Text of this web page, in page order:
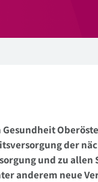
der
und zu allen
anderem neue